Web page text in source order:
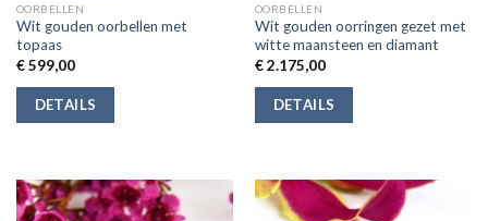
OORBELLEN
Wit gouden oorbellen met
topaas
€599,00
DETAILS
OORBELLEN
Wit gouden oorringen gezet met
witte maansteen en diamant
€2.175,00
DETAILS